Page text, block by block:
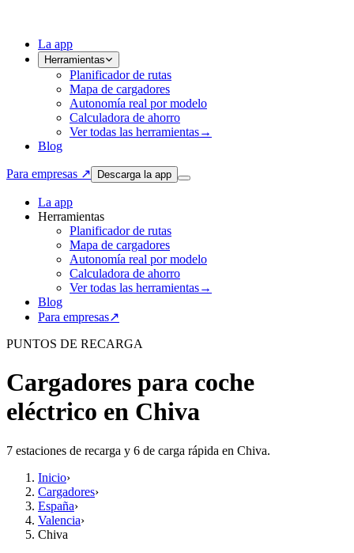
La app
Herramientas
Planificador de rutas
Mapa de cargadores
Autonomía real por modelo
Calculadora de ahorro
Ver todas las herramientas→
Blog
Para empresas ↗ Descarga la app
La app
Herramientas
Planificador de rutas
Mapa de cargadores
Autonomía real por modelo
Calculadora de ahorro
Ver todas las herramientas→
Blog
Para empresas↗
PUNTOS DE RECARGA
Cargadores para coche
eléctrico en Chiva
7 estaciones de recarga y 6 de carga rápida en Chiva.
Inicio›
Cargadores›
España›
Valencia›
Chiva